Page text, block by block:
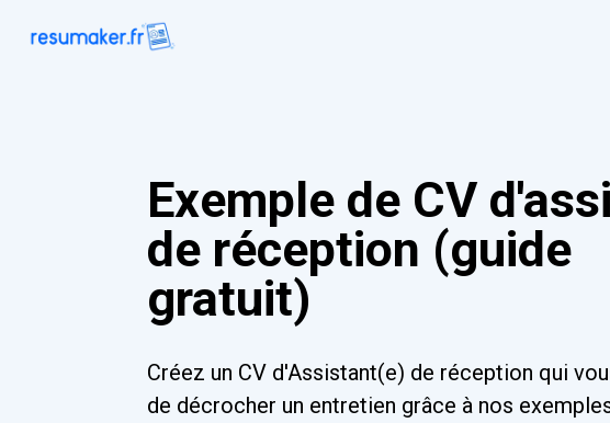
Exemple de CV
de réception (guide
gratuit)
Créez un CV d'Assistant(e) de réception qui
de décrocher un entretien grâce à nos